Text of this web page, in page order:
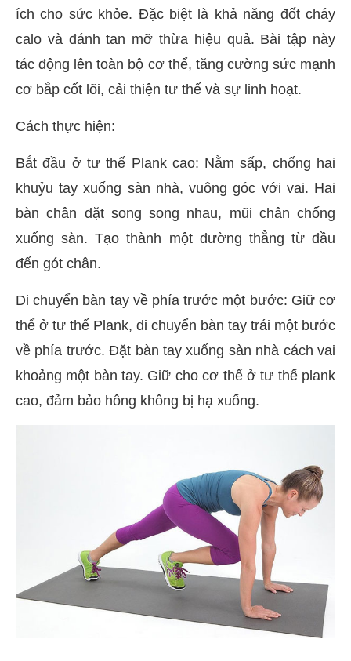
ích cho sức khỏe. Đặc biệt là khả năng đốt cháy
calo và đánh tan mỡ thừa hiệu quả. Bài tập này
tác động lên toàn bộ cơ thể, tăng cường sức mạnh
cơ bắp cốt lõi, cải thiện tư thế và sự linh hoạt.
Cách thực hiện:
Bắt đầu ở tư thế Plank cao: Nằm sấp, chống hai
khuỷu tay xuống sàn nhà, vuông góc với vai. Hai
bàn chân đặt song song nhau, mũi chân chống
xuống sàn. Tạo thành một đường thẳng từ đầu
đến gót chân.
Di chuyển bàn tay về phía trước một bước: Giữ cơ
thể ở tư thế Plank, di chuyển bàn tay trái một bước
về phía trước. Đặt bàn tay xuống sàn nhà cách vai
khoảng một bàn tay. Giữ cho cơ thể ở tư thế plank
cao, đảm bảo hông không bị hạ xuống.